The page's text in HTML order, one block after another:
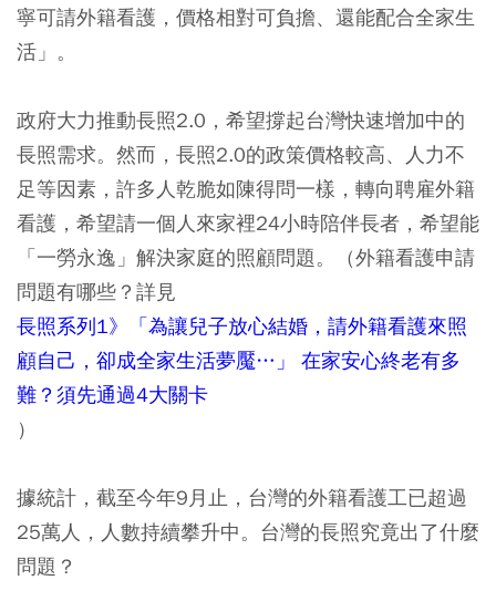
寧可請外籍看護，價格相對可負擔、還能配合全家生
活」。
政府大力推動長照2.0，希望撐起台灣快速增加中的
長照需求。然而，長照2.0的政策價格較高、人力不
足等因素，許多人乾脆如陳得問一樣，轉向聘雇外籍
看護，希望請一個人來家裡24小時陪伴長者，希望能
「一勞永逸」解決家庭的照顧問題。（外籍看護申請
問題有哪些？詳見
長照系列1》「為讓兒子放心結婚，請外籍看護來照
顧自己，卻成全家生活夢魘…」 在家安心終老有多
難？須先通過4大關卡
）
據統計，截至今年9月止，台灣的外籍看護工已超過
25萬人，人數持續攀升中。台灣的長照究竟出了什麼
問題？